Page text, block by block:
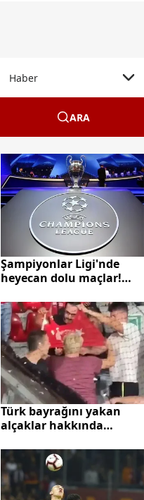
Haber
ARA
Şampiyonlar Ligi'nde
heyecan dolu maçlar!
90+5'te attığı golle
gecenin olayına imza attı
Türk bayrağını yakan
alçaklar hakkında